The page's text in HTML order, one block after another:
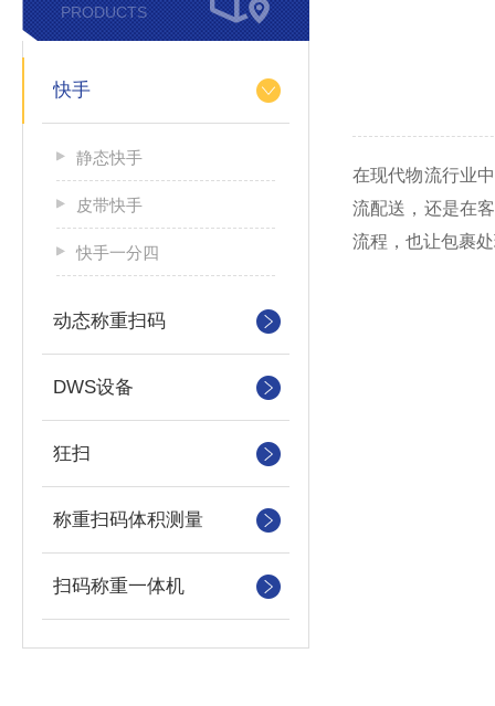
PRODUCTS
快手
静态快手
皮带快手
快手一分四
动态称重扫码
DWS设备
狂扫
称重扫码体积测量
扫码称重一体机
在现代物流行业
流配送，还是在
流程，也让包裹